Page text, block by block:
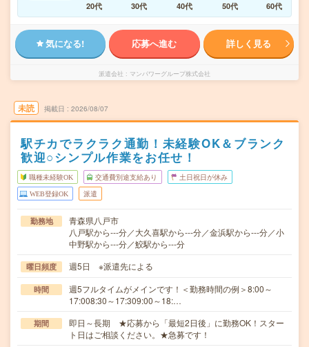
20代
30代 40代 50代 60代
気になる! 応募へ進む 詳しく見る
派遣会社 マンパワーグループ株式会社
未読 掲載日 2026/08/07
駅チカでラクラク通勤！未経験OK＆ブランク
歓迎○シンプル作業をお任せ！
職種未経験OK 交通費別途支給あり 土日祝日が休み
WEB登録OK 派遣
勤務地
青森県八戸市
八戸駅から---分／大久喜駅から---分／金浜駅から---分／小
中野駅から---分／鮫駅から---分
曜日頻度 週5日 ※派遣先による
時間
週5フルタイムがメインです！＜勤務時間の例＞8:00～
17:008:30～17:309:00～18:…
期間
即日～長期 ★応募から「最短2日後」に勤務OK！スター
ト日はご相談ください。★急募です！